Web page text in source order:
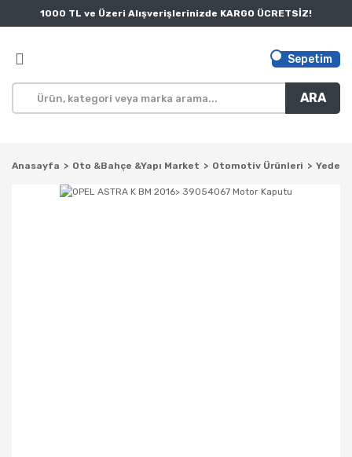
1000 TL ve Üzeri Alışverişlerinizde KARGO ÜCRETSİZ!
ARA
Sepetim
Anasayfa Oto &Bahçe &Yapı Market Otomotiv Ürünleri Yedek